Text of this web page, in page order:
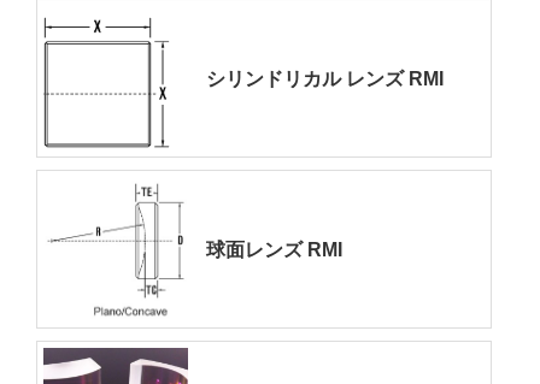
シリンドリカル レンズ RMI
球面レンズ RMI